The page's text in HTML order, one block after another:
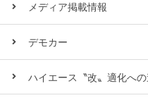
メディア掲載情報
デモカー
ハイエース〝改〟適化への